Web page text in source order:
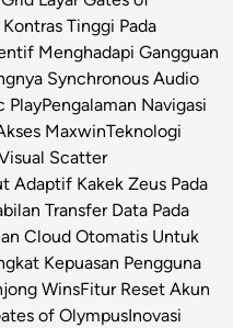
Tinggi Pada
Menghadapi Gangguan
Synchronous Audio
PlayPengalaman Navigasi
MaxwinTeknologi
Scatter
Adaptif Kakek Zeus Pada
Transfer Data Pada
Cloud Otomatis Untuk
Kepuasan Pengguna
WinsFitur Reset Akun
of OlympusInovasi